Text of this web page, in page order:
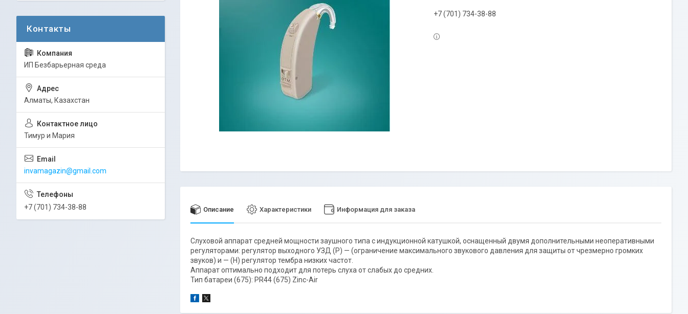
+7 (701) 734-38-88
Описание Характеристики Информация для заказа
Слуховой аппарат средней мощности заушного типа с индукционной катушкой, оснащенный двумя дополнительными неоперативными
регуляторами: регулятор выходного УЗД (Р) — (ограничение максимального звукового давления для защиты от чрезмерно громких
звуков) и — (Н) регулятор тембра низких частот.
Аппарат оптимально подходит для потерь слуха от слабых до средних.
Тип батареи (675): PR44 (675) Zinc-Air
ИП Безбарьерная среда
Алматы, Казахстан
Тимур и Мария
invamagazin@gmail.com
+7 (701) 734-38-88